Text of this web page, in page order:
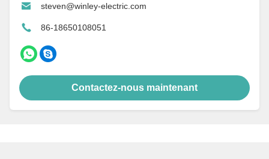
steven@winley-electric.com
86-18650108051
Contactez-nous maintenant